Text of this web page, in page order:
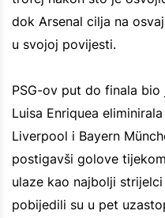
dok Arsenal cilja na
u svojoj povijesti.
PSG-ov put do finala
Luisa Enriquea
Liverpool i Bayern
postigavši golove
ulaze kao najbolji
pobijedili su u pet